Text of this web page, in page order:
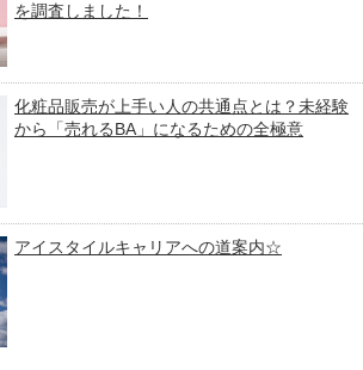
を調査しました！
化粧品販売が上手い人の共通点とは？未経験
から「売れるBA」になるための全極意
アイスタイルキャリアへの道案内☆